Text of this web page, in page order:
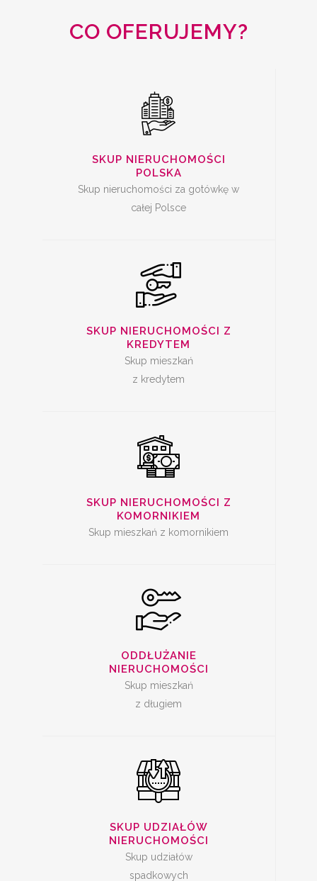
CO OFERUJEMY?
SKUP NIERUCHOMOŚCI
POLSKA
Skup nieruchomości za gotówkę w
całej Polsce
SKUP NIERUCHOMOŚCI Z
KREDYTEM
Skup mieszkań
z kredytem
KREDYTEM
SKUP NIERUCHOMOŚCI Z
KOMORNIKIEM
Skup mieszkań z komornikiem
NIERUCHOMOŚCI Z
KOMORNIKIEM
ODDŁUŻANIE
NIERUCHOMOŚCI
Skup mieszkań
z długiem
SKUP ZADŁUŻONYCH
SKUP UDZIAŁÓW
NIERUCHOMOŚCI
Skup udziałów
spadkowych
NIERUCHOMOŚCI
SPRZEDAŻ
MIESZKANIA Z
LOKATOREM